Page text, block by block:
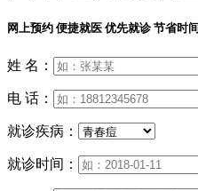
网上预约 便捷就医 优先就诊 节省时间
姓 名：
电 话：
就诊疾病：
就诊时间：